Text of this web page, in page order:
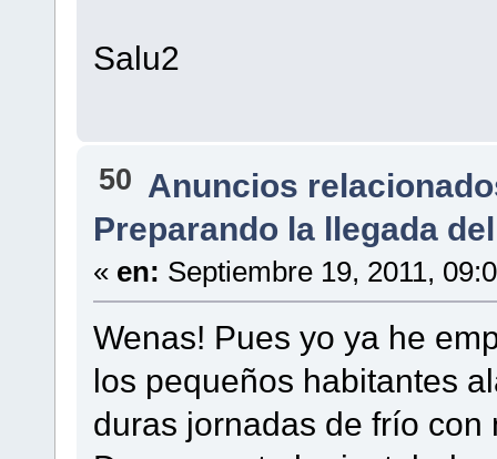
Salu2
50 Anuncios
Preparando la llegada
« en: Septiembre 19, 2011,
Wenas! Pues yo ya he
los pequeños habitantes
duras jornadas de frío con